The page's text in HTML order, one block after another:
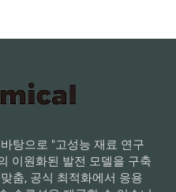
탕으로 "고성능 재료 연구
이원화된 발전 모델을 구축
춤, 공식 최적화에서 응용